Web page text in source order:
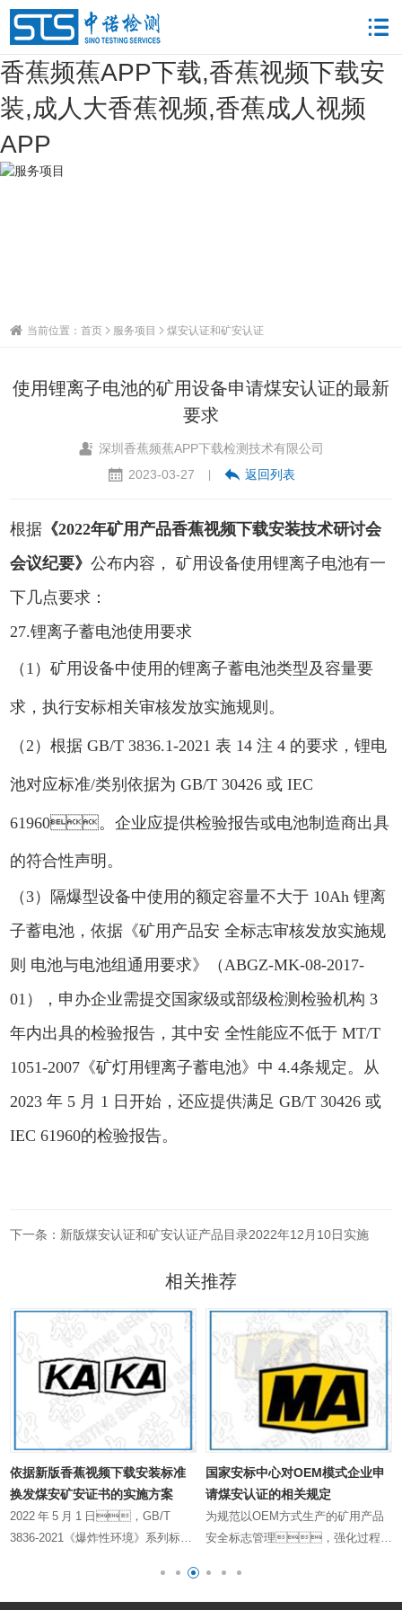
香蕉频蕉APP下载,香蕉视频下载安
装,成人大香蕉视频,香蕉成人视频
APP
当前位置：首页 服务项目 煤安认证和矿安认证
使用锂离子电池的矿用设备申请煤安认证的最新
要求
深圳香蕉频蕉APP下载检测技术有限公司
2023-03-27
| 返回列表
根据 《2022年矿用产品香蕉视频下载安装技术研讨会
会议纪要》公布内容， 矿用设备使用锂离子电池有一
下几点要求：
27.锂离子蓄电池使用要求
（1）矿用设备中使用的锂离子蓄电池类型及容量要
求，执行安标相关审核发放实施规则。
（2）根据 GB/T 3836.1-2021 表 14 注 4 的要求，锂电
池对应标准/类别依据为 GB/T 30426 或 IEC
61960。企业应提供检验报告或电池制造商出具
的符合性声明。
（3）隔爆型设备中使用的额定容量不大于 10Ah 锂离
子蓄电池，依据《矿用产品安 全标志审核发放实施规
则 电池与电池组通用要求》（ABGZ-MK-08-2017-
01），申办企业需提交国家级或部级检测检验机构 3
年内出具的检验报告，其中安 全性能应不低于 MT/T
1051-2007《矿灯用锂离子蓄电池》中 4.4条规定。从
2023 年 5 月 1 日开始，还应提供满足 GB/T 30426 或
IEC 61960的检验报告。
下一条：新版煤安认证和矿安认证产品目录2022年12月10日实施
相关推荐
依据新版香蕉视频下载安装标准
换发煤安矿安证书的实施方案
2022 年 5 月 1 日，GB/T
3836-2021《爆炸性环境》系列标准
准）正式实施，安标国家中心已
于 2022年 3 月 4 日发布了《关于矿
国家安标中心对OEM模式企业申
请煤安认证的相关规定
为规范以OEM方式生产的矿用产品
安全标志管理，强化过程管
产品的安全标志审核发放工作除执行
相关通用实施规则和产品实施规则要